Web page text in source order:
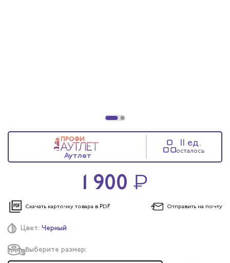
Цвет: Черный
Выберите размер:
Аутлет
11 ед.
осталось
1 900 ₽
Скачать карточку товара в PDF Отправить на почту